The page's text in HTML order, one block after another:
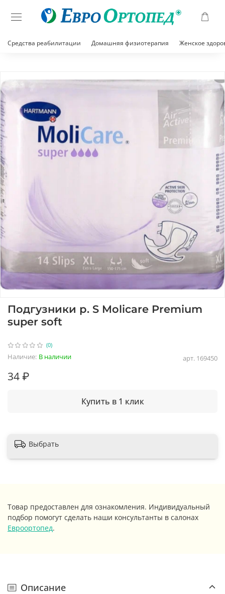
Средства реабилитации Домашняя физиотерапия Женское
(0)
арт. 169450
Наличие: В наличии
Подгузники р. S Molicare Premium
super soft
34 ₽
Купить в 1 клик
Выбрать
Товар предоставлен для ознакомления. Индивидуальный
подбор помогут сделать наши консультанты в салонах
Евроортопед.
Описание